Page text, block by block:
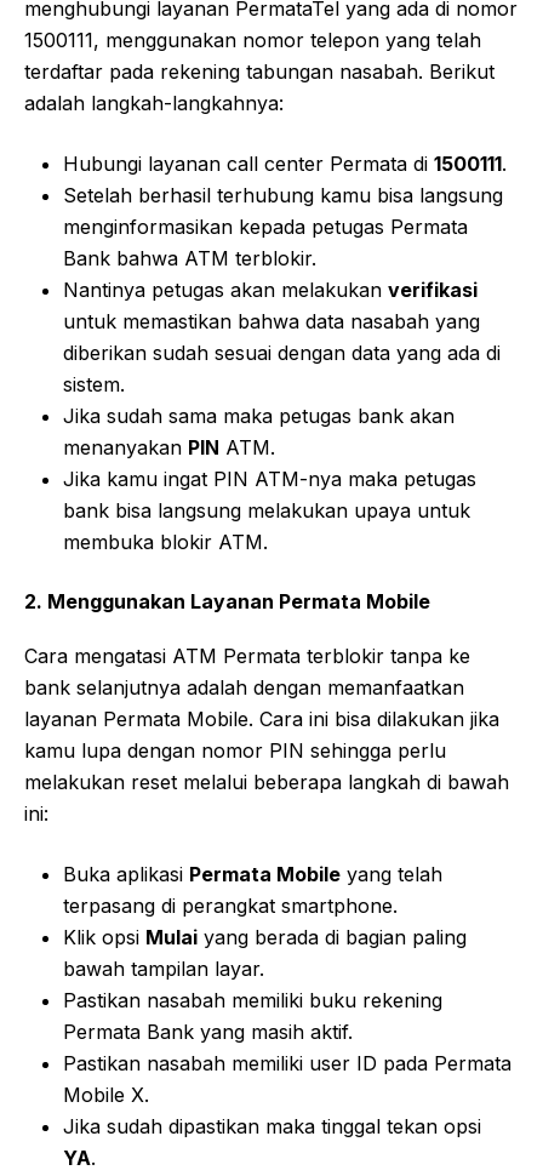
menghubungi layanan PermataTel yang ada di nomor
1500111, menggunakan nomor telepon yang telah
terdaftar pada rekening tabungan nasabah. Berikut
adalah langkah-langkahnya:
Hubungi layanan call center Permata di 1500111.
Setelah berhasil terhubung kamu bisa langsung
menginformasikan kepada petugas Permata
Bank bahwa ATM terblokir.
Nantinya petugas akan melakukan verifikasi
untuk memastikan bahwa data nasabah yang
diberikan sudah sesuai dengan data yang ada di
sistem.
Jika sudah sama maka petugas bank akan
menanyakan PIN ATM.
Jika kamu ingat PIN ATM-nya maka petugas
bank bisa langsung melakukan upaya untuk
membuka blokir ATM.
2. Menggunakan Layanan Permata Mobile
Cara mengatasi ATM Permata terblokir tanpa ke
bank selanjutnya adalah dengan memanfaatkan
layanan Permata Mobile. Cara ini bisa dilakukan jika
kamu lupa dengan nomor PIN sehingga perlu
melakukan reset melalui beberapa langkah di bawah
ini:
Buka aplikasi Permata Mobile yang telah
terpasang di perangkat smartphone.
Klik opsi Mulai yang berada di bagian paling
bawah tampilan layar.
Pastikan nasabah memiliki buku rekening
Permata Bank yang masih aktif.
Pastikan nasabah memiliki user ID pada Permata
Mobile X.
Jika sudah dipastikan maka tinggal tekan opsi
YA.